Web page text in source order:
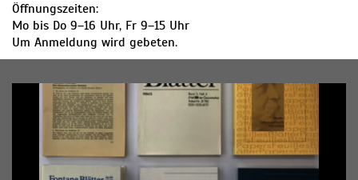
Öffnungszeiten:
Mo bis Do 9–16 Uhr, Fr 9–15 Uhr
Um Anmeldung wird gebeten.